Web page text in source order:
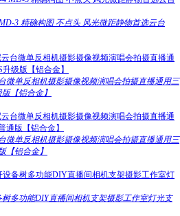
3 精确构图 不点头 风光微距静物首选云台
微单反相机摄影摄像视频演唱会拍摄直播通用三
【铝合金】
微单反相机摄影摄像视频演唱会拍摄直播通用三
【铝合金】
树多功能DIY直播间相机支架摄影工作室灯光支